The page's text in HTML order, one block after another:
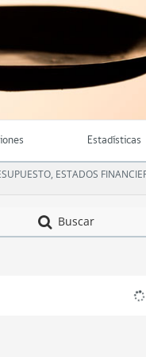
Estadísticas
ESTADOS
Buscar